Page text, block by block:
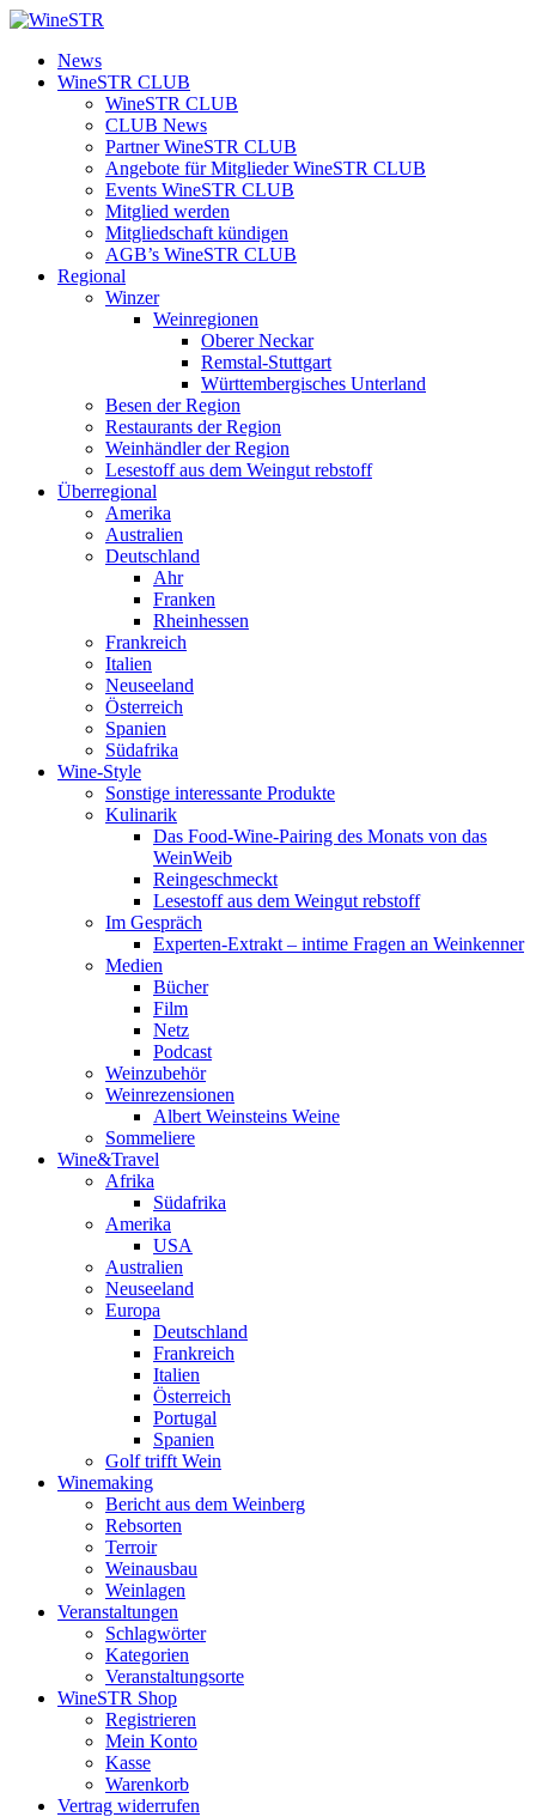
Zum
springen
WineSTR
News
WineSTR CLUB
WineSTR CLUB
CLUB News
Partner WineSTR CLUB
Angebote für Mitglieder WineSTR CLUB
Events WineSTR CLUB
Mitglied werden
Mitgliedschaft kündigen
AGB’s WineSTR CLUB
Regional
Winzer
Weinregionen
Oberer Neckar
Remstal-Stuttgart
Württembergisches Unterland
Besen der Region
Restaurants der Region
Weinhändler der Region
Lesestoff aus dem Weingut rebstoff
Überregional
Amerika
Australien
Deutschland
Ahr
Franken
Rheinhessen
Frankreich
Italien
Neuseeland
Österreich
Spanien
Südafrika
Wine-Style
Sonstige interessante Produkte
Kulinarik
Das Food-Wine-Pairing des Monats von das
WeinWeib
Reingeschmeckt
Lesestoff aus dem Weingut rebstoff
Im Gespräch
Experten-Extrakt – intime Fragen an Weinkenner
Medien
Bücher
Film
Netz
Podcast
Weinzubehör
Weinrezensionen
Albert Weinsteins Weine
Sommeliere
Wine&Travel
Afrika
Südafrika
Amerika
USA
Australien
Neuseeland
Europa
Deutschland
Frankreich
Italien
Österreich
Portugal
Spanien
Golf trifft Wein
Winemaking
Bericht aus dem Weinberg
Rebsorten
Terroir
Weinausbau
Weinlagen
Veranstaltungen
Schlagwörter
Kategorien
Veranstaltungsorte
WineSTR Shop
Registrieren
Mein Konto
Kasse
Warenkorb
Vertrag widerrufen